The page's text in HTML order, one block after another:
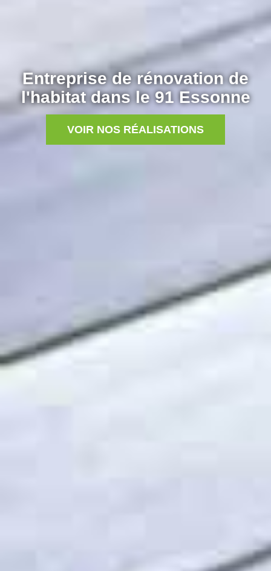
Entreprise de rénovation de
l'habitat dans le 91 Essonne
VOIR NOS RÉALISATIONS